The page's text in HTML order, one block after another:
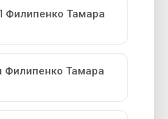
Филипенко Тамара
Филипенко Тамара